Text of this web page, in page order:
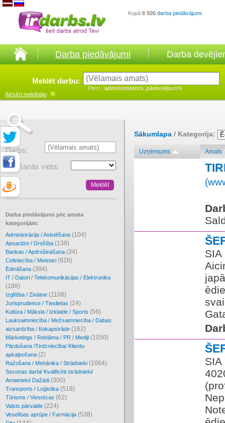
Kopā 6 926 darba piedāvājumi
Darba piedāvājumi Darba
Meklēt darbu:
Piem.: administrators, pārdevējsutml.
Aizvērt meklētāju
Darbs:
Atrašanās vieta:
Darba piedāvājumi pēc amata
kategorijām:
Administrācija / Asistēšana (104)
Apsardze / Drošība (138)
Bankas / Apdrošināšana (34)
Celtniecība / Meistari (826)
Ēdināšana (384)
IT / Datori / Telekomunikācijas / Elektronika
(188)
Izglītība / Zinātne (1108)
Jurisprudence / Tieslietas (24)
Kultūra / Māksla / Izklaide / Sports (56)
Lauksaimniecība / Mežsaimniecība / Dabas
aizsardzība / Kokapstrāde (162)
Mārketings / Reklāma / PR / Mediji (1050)
Pārdošana /Tirdzniecība/ Klientu
apkalpošana (2)
Ražošana / Mehānika / Strādnieki (1064)
Sezonas darbi/ Kvalificēti strādnieki/
Amatnieki/ Dažādi (300)
Transports / Loģistika (518)
Tūrisms / Viesnīcas (62)
Valsts pārvalde (224)
Veselības aprūpe / Farmācija (538)
Sākumlapa / Kategorija:
Uzņēmums Amats
SIA
SIA